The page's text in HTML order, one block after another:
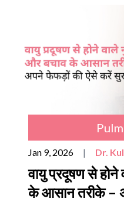
Jan 9, 2026 | Dr.
वायु प्रदूषण से
के आसान तरीके –